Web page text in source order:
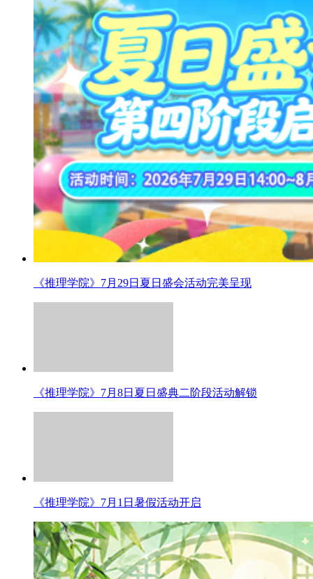
《推理学院》7月29日夏日盛会活动完美呈现
《推理学院》7月8日夏日盛典二阶段活动解锁
《推理学院》7月1日暑假活动开启